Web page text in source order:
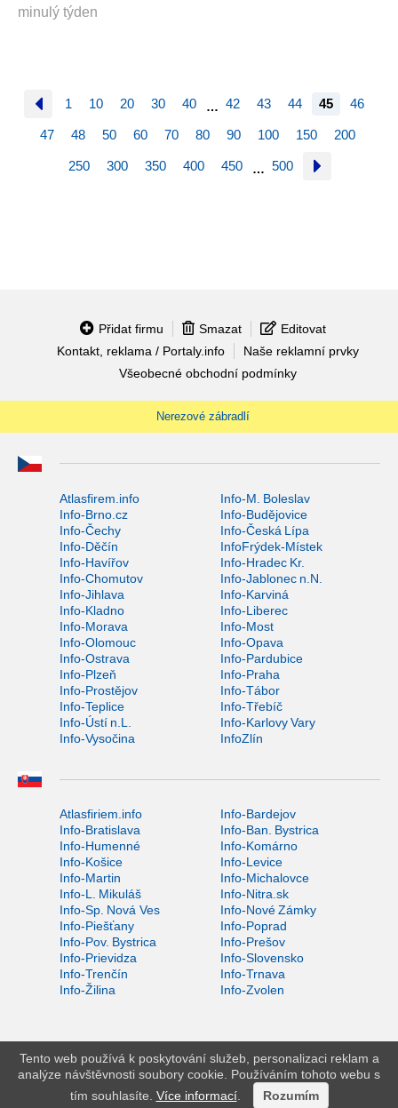
minulý týden
1 10 20 30 40 … 42 43 44 45 46
47 48 50 60 70 80 90 100 150 200
250 300 350 400 450 … 500
Přidat firmu Smazat
Editovat
Kontakt, reklama / Portaly.info
Naše reklamní prvky
Všeobecné obchodní podmínky
Nerezové zábradlí
Atlasfirem.info
Info-M. Boleslav
Info-Brno.cz
Info-Budějovice
Info-Čechy
Info-Česká Lípa
Info-Děčín
InfoFrýdek-Místek
Info-Havířov
Info-Hradec Kr.
Info-Chomutov
Info-Jablonec n.N.
Info-Jihlava
Info-Karviná
Info-Kladno
Info-Liberec
Info-Morava
Info-Most
Info-Olomouc
Info-Opava
Info-Ostrava
Info-Pardubice
Info-Plzeň
Info-Praha
Info-Prostějov
Info-Tábor
Info-Teplice
Info-Třebíč
Info-Ústí n.L.
Info-Karlovy Vary
Info-Vysočina
InfoZlín
Atlasfiriem.info
Info-Bardejov
Info-Bratislava
Info-Ban. Bystrica
Info-Humenné
Info-Komárno
Info-Košice
Info-Levice
Info-Martin
Info-Michalovce
Info-L. Mikuláš
Info-Nitra.sk
Info-Sp. Nová Ves
Info-Nové Zámky
Info-Piešťany
Info-Poprad
Info-Pov. Bystrica
Info-Prešov
Info-Prievidza
Info-Slovensko
Info-Trenčín
Info-Trnava
Info-Žilina
Info-Zvolen
Tento web používá k poskytování služeb, personalizaci reklam a
analýze návštěvnosti soubory cookie. Používáním tohoto webu s
tím souhlasíte. Více informací. Rozumím